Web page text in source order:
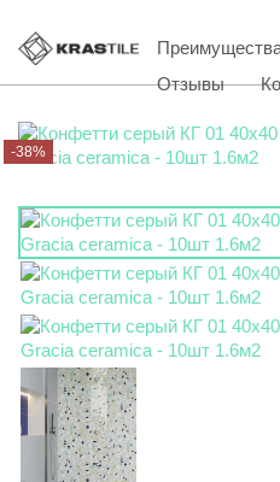
Отзывы
-38%